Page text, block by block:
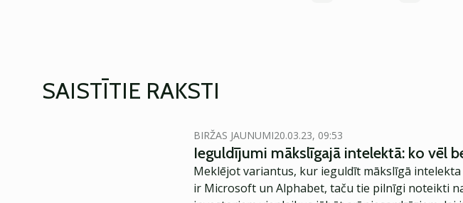
SAISTĪTIE RAKSTI
BIRŽAS JAUNUMI20.03.23, 09:53
Ieguldījumi mākslīgajā intelektā: ko vēl
Meklējot variantus, kur ieguldīt mākslīgā
ir Microsoft un Alphabet, taču tie pilnīgi noteikti